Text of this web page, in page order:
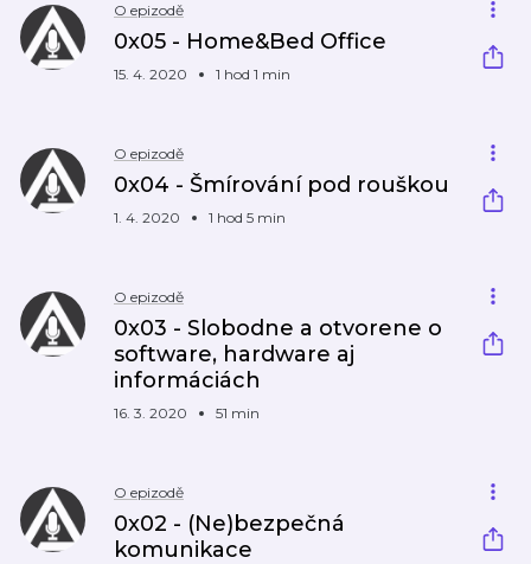
O epizodě
0x05 - Home&Bed Office
15. 4. 2020 1 hod 1 min
O epizodě
0x04 - Šmírování pod rouškou
1. 4. 2020 1 hod 5 min
O epizodě
0x03 - Slobodne a otvorene o
software, hardware aj
informáciách
16. 3. 2020 51 min
O epizodě
0x02 - (Ne)bezpečná
komunikace